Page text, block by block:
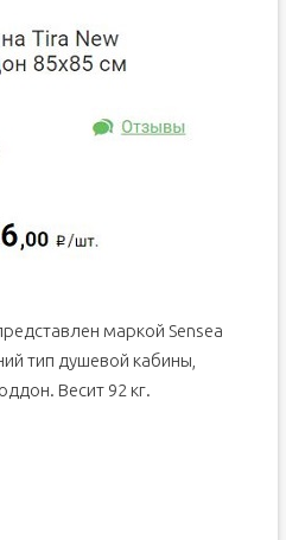
маркой Sensea
тип душевой кабины,
Весит 92 кг.